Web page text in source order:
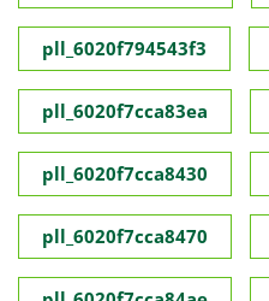
pll_6020f794543f3
pll_6020f7cca83ea
pll_6020f7cca8430
pll_6020f7cca8470